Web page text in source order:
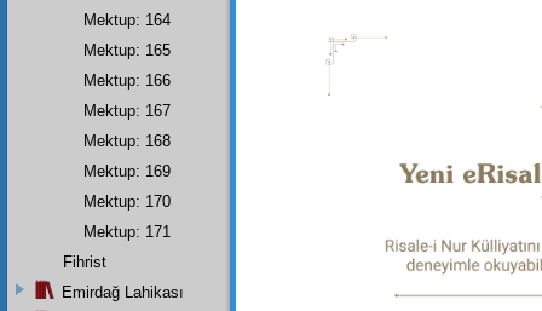
Mektup: 164
Mektup: 165
Mektup: 166
Mektup: 167
Mektup: 168
Mektup: 169
Mektup: 170
Mektup: 171
Fihrist
Emirdağ Lahikası